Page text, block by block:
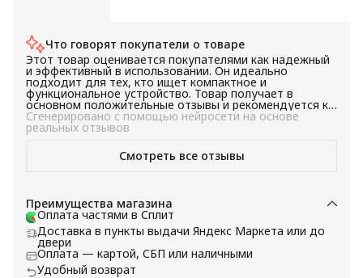
Что говорят покупатели о товаре
Этот товар оценивается покупателями как надежный
и эффективный в использовании. Он идеально
подходит для тех, кто ищет компактное и
функциональное устройство. Товар получает в
основном положительные отзывы и рекомендуется к
покупке.
Сгенерировано с помощью нейросети на основе
реальных отзывов
Смотреть все отзывы
Преимущества магазина
Оплата частями в Сплит
Доставка в пункты выдачи Яндекс Маркета или до
двери
Оплата — картой, СБП или наличными
Удобный возврат